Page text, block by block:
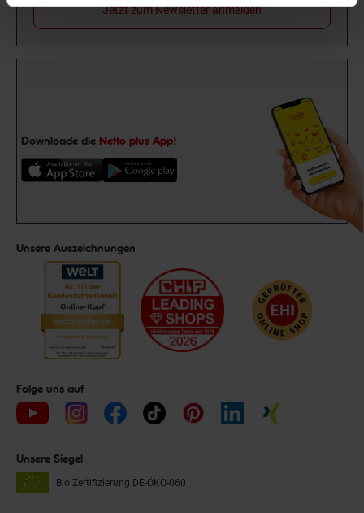
Jetzt zum Newsletter anmelden
Downloade die Netto plus App!
Unsere Auszeichnungen
Folge uns auf
Unsere Siegel
Bio Zertifizierung DE-ÖKO-060